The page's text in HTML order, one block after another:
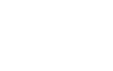
发他们学习